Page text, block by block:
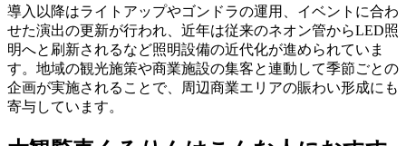
導入以降はライトアップやゴンドラの運用、イベントに合わ
せた演出の更新が行われ、近年は従来のネオン管からLED照
明へと刷新されるなど照明設備の近代化が進められていま
す。地域の観光施策や商業施設の集客と連動して季節ごとの
企画が実施されることで、周辺商業エリアの賑わい形成にも
寄与しています。